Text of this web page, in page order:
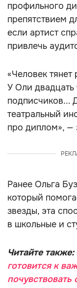
профильного
препятствием
если артист
привлечь
«Человек
У Оли
подписчиков...
театральный
про диплом», —
Ранее Ольга
который
звезды, эта
в школьные и
Читайте также:
готовится к
почувствовать